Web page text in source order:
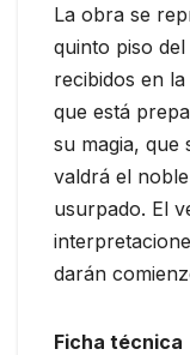
La obra se
quinto piso
recibidos en
que está
su magia, que
valdrá el
usurpado. El
darán
Ficha técnica